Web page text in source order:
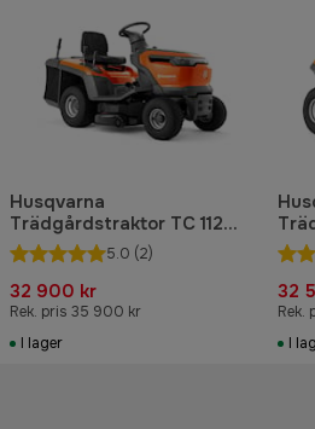
Husqvarna
Trädgårdstraktor TC 112
med uppsamlare
5.0 (2)
32 900 kr
Rek. pris 35 900 kr
I lager
32
Rek.
I